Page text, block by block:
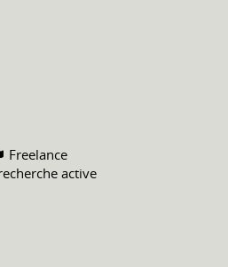
Freelance
active